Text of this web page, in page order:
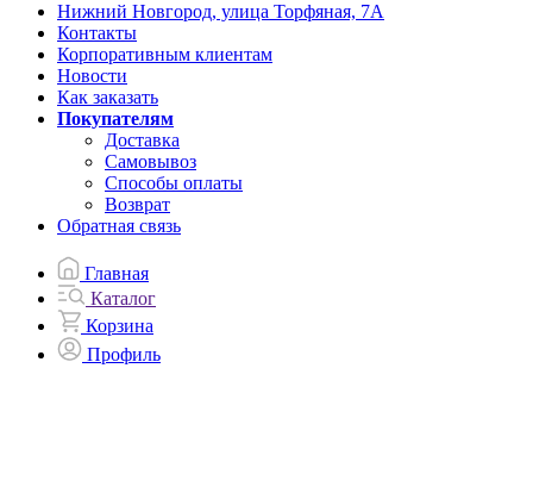
Нижний Новгород, улица Торфяная, 7А
Контакты
Корпоративным клиентам
Новости
Как заказать
Покупателям
Доставка
Самовывоз
Способы оплаты
Возврат
Обратная связь
Главная
Каталог
Корзина
Профиль